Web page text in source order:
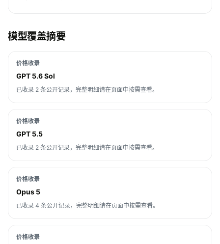
模型覆盖摘要
价格收录
GPT 5.6 Sol
已收录 2 条公开记录，完整明细请在页面中按需查看。
价格收录
GPT 5.5
已收录 2 条公开记录，完整明细请在页面中按需查看。
价格收录
Opus 5
已收录 4 条公开记录，完整明细请在页面中按需查看。
价格收录